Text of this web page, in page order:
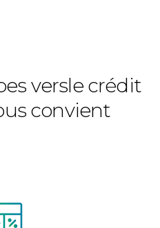
versle crédit
convient